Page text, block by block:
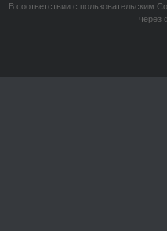
В соответствии с пользовательским
через